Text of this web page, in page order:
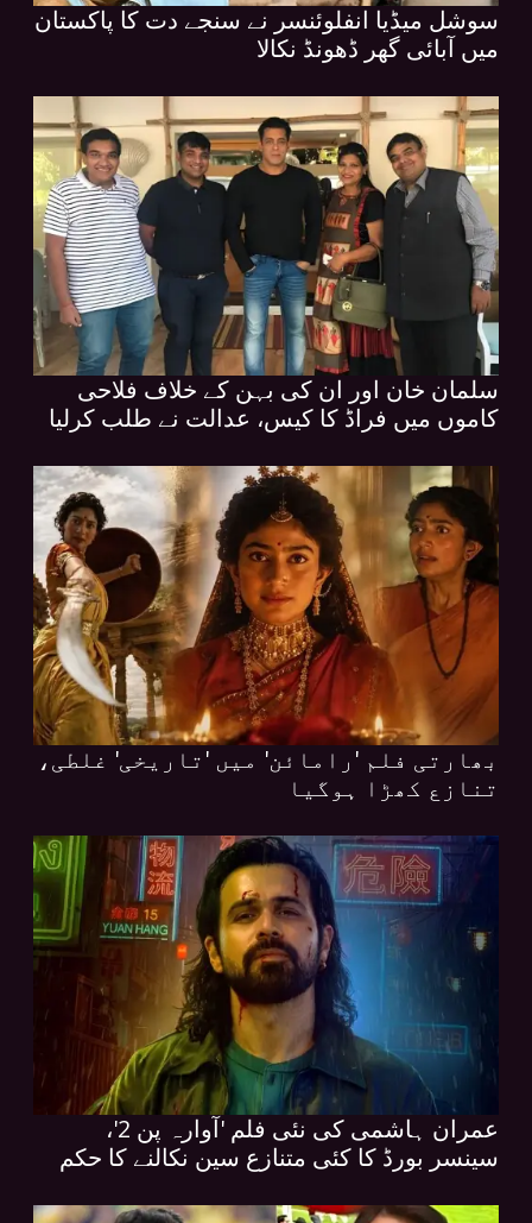
سوشل میڈیا انفلوئنسر نے سنجے دت کا پاکستان
میں آبائی گھر ڈھونڈ نکالا
سلمان خان اور ان کی بہن کے خلاف فلاحی
کاموں میں فراڈ کا کیس، عدالت نے طلب کرلیا
بھارتی فلم 'رامائن' میں 'تاریخی' غلطی،
تنازع کھڑا ہوگیا
عمران ہاشمی کی نئی فلم 'آوارہ پن 2'،
سینسر بورڈ کا کئی متنازع سین نکالنے کا حکم